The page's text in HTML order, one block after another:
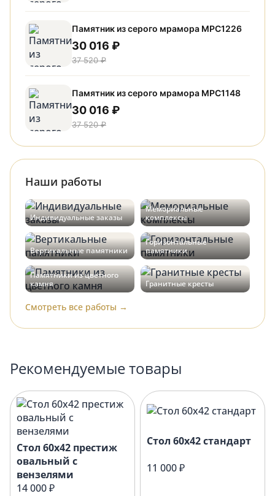
Памятник из серого мрамора МРС1226
30 016 ₽
37 520 ₽
Памятник из серого мрамора МРС1148
30 016 ₽
37 520 ₽
Наши работы
Индивидуальные заказы
Мемориальные
комплексы
Вертикальные памятники
Горизонтальные
памятники
Памятники из цветного
камня
Гранитные кресты
Смотреть все работы →
Рекомендуемые товары
Стол 60х42 престиж
овальный с
вензелями
14 000 ₽
Стол 60х42 стандарт
11 000 ₽